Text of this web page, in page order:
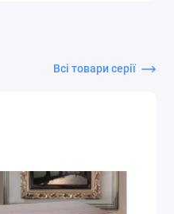
Всі товари серії